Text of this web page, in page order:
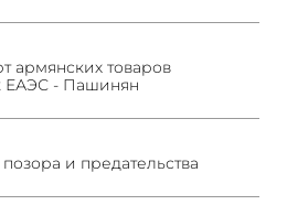
армянских товаров
ЕАЭС - Пашинян
и предательства